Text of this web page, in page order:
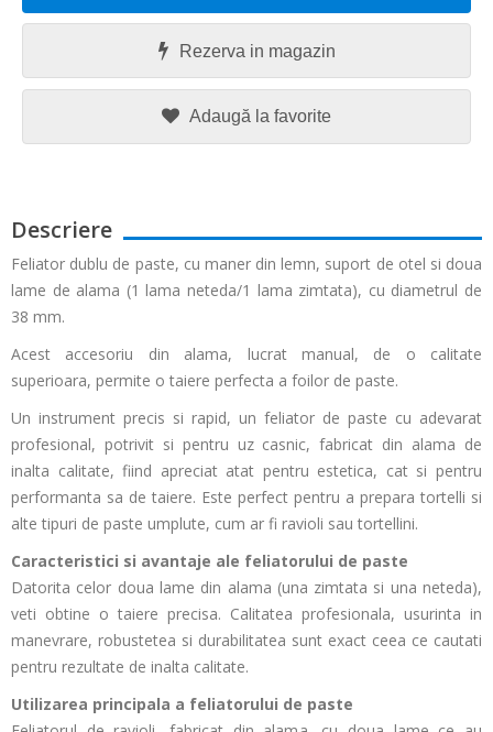
Rezerva in magazin
Adaugă la favorite
Descriere
Feliator dublu de paste, cu maner din lemn, suport de otel si doua
lame de alama (1 lama neteda/1 lama zimtata), cu diametrul de
38 mm.
Acest accesoriu din alama, lucrat manual, de o calitate
superioara, permite o taiere perfecta a foilor de paste.
Un instrument precis si rapid, un feliator de paste cu adevarat
profesional, potrivit si pentru uz casnic, fabricat din alama de
inalta calitate, fiind apreciat atat pentru estetica, cat si pentru
performanta sa de taiere. Este perfect pentru a prepara tortelli si
alte tipuri de paste umplute, cum ar fi ravioli sau tortellini.
Caracteristici si avantaje ale feliatorului de paste
Datorita celor doua lame din alama (una zimtata si una neteda),
veti obtine o taiere precisa. Calitatea profesionala, usurinta in
manevrare, robustetea si durabilitatea sunt exact ceea ce cautati
pentru rezultate de inalta calitate.
Utilizarea principala a feliatorului de paste